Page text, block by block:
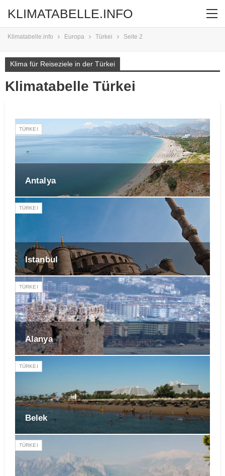
KLIMATABELLE.INFO
Klimatabelle.info Europa Türkei Seite 2
Klima für Reiseziele in der Türkei
Klimatabelle Türkei
TÜRKEI
Antalya
TÜRKEI
Istanbul
TÜRKEI
Alanya
TÜRKEI
Belek
TÜRKEI